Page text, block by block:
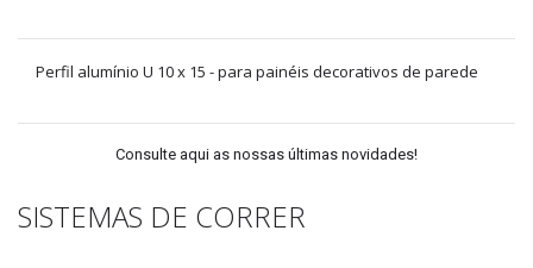
Perfil alumínio U 10 x 15 - para painéis decorativos de parede
Consulte aqui as nossas últimas novidades!
SISTEMAS DE CORRER